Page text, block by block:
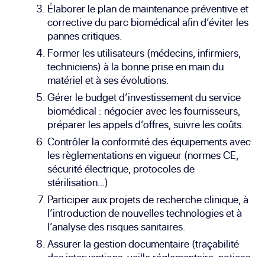
Élaborer le plan de maintenance préventive et
corrective du parc biomédical afin d’éviter les
pannes critiques.
Former les utilisateurs (médecins, infirmiers,
techniciens) à la bonne prise en main du
matériel et à ses évolutions.
Gérer le budget d’investissement du service
biomédical : négocier avec les fournisseurs,
préparer les appels d’offres, suivre les coûts.
Contrôler la conformité des équipements avec
les règlementations en vigueur (normes CE,
sécurité électrique, protocoles de
stérilisation…)
Participer aux projets de recherche clinique, à
l’introduction de nouvelles technologies et à
l’analyse des risques sanitaires.
Assurer la gestion documentaire (traçabilité